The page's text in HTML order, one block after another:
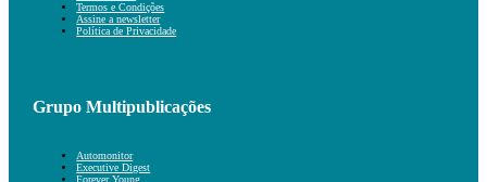
Termos e Condições
Assine a newsletter
Política de Privacidade
Grupo Multipublicações
Automonitor
Executive Digest
Forever Young